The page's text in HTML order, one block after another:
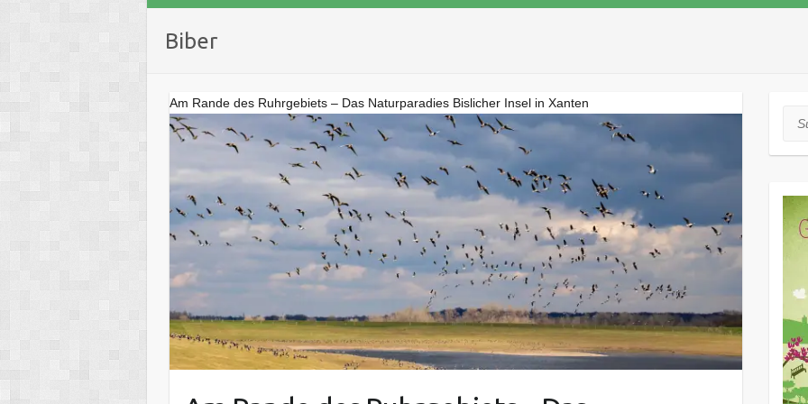
Biber
Am Rande des Ruhrgebiets – Das Naturparadies Bislicher Insel in Xanten